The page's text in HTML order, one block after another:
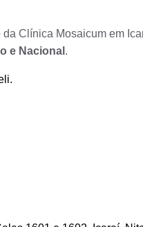
Clínica Mosaicum em
e Nacional .